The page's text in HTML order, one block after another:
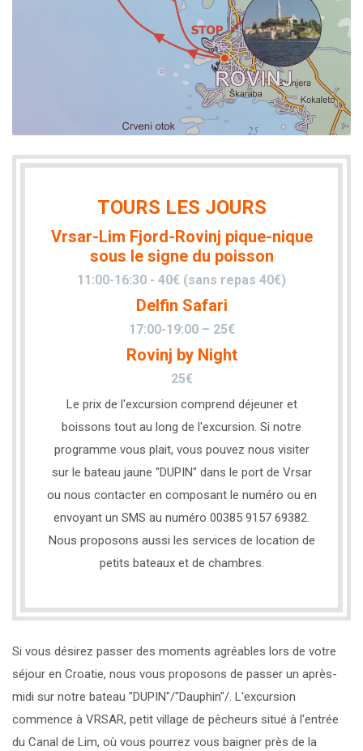
TOURS LES JOURS
Vrsar-Lim Fjord-Rovinj pique-nique
sous le signe du poisson
11:00-16:30 - 40€ (sans repas 40€)
Delfin Safari
17:00-19:00 – 25€
Rovinj by Night
25€
Le prix de l'excursion comprend déjeuner et
boissons tout au long de l'excursion. Si notre
programme vous plait, vous pouvez nous visiter
sur le bateau jaune "DUPIN" dans le port de Vrsar
ou nous contacter en composant le numéro ou en
envoyant un SMS au numéro 00385 9157 69382.
Nous proposons aussi les services de location de
petits bateaux et de chambres.
Si vous désirez passer des moments agréables lors de votre
séjour en Croatie, nous vous proposons de passer un après-
midi sur notre bateau "DUPIN"/"Dauphin"/. L'excursion
commence à VRSAR, petit village de pêcheurs situé à l'entrée
du Canal de Lim, où vous pourrez vous baigner près de la